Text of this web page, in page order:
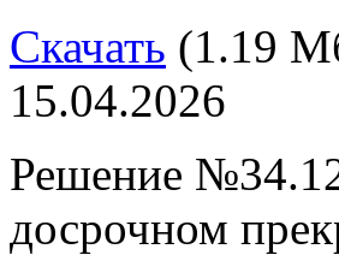
Скачать (1.19
15.04.2026
Решение
досрочном